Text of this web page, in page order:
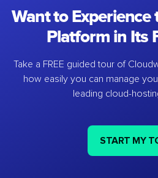
Want to
Platform in Its
Take a FREE guided tour of
how easily you can manage
leading cloud-
START MY